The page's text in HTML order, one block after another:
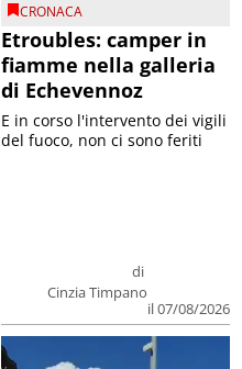
CRONACA
Etroubles: camper in
fiamme nella galleria
di Echevennoz
di
Cinzia Timpano
il 07/08/2026
E in corso l'intervento dei vigili
del fuoco, non ci sono feriti